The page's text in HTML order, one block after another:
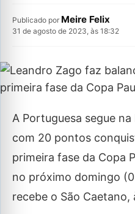
Publicado por Meire Felix
31 de agosto de 2023, às 18:32
A Portuguesa segue
com 20 pontos
primeira fase da Copa
no próximo domingo
recebe o São Caetano,